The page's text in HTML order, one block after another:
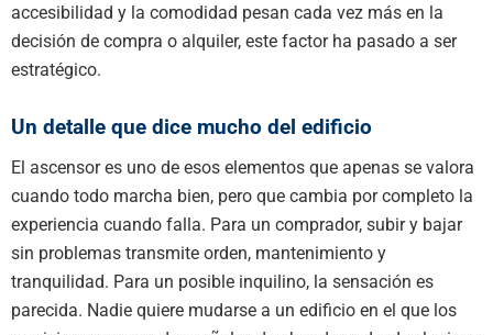
accesibilidad y la comodidad pesan cada vez más en la
decisión de compra o alquiler, este factor ha pasado a ser
estratégico.
Un detalle que dice mucho del edificio
El ascensor es uno de esos elementos que apenas se valora
cuando todo marcha bien, pero que cambia por completo la
experiencia cuando falla. Para un comprador, subir y bajar
sin problemas transmite orden, mantenimiento y
tranquilidad. Para un posible inquilino, la sensación es
parecida. Nadie quiere mudarse a un edificio en el que los